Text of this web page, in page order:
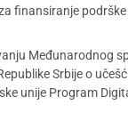
finansiranje
Međunarodnog
Srbije o
unije Program